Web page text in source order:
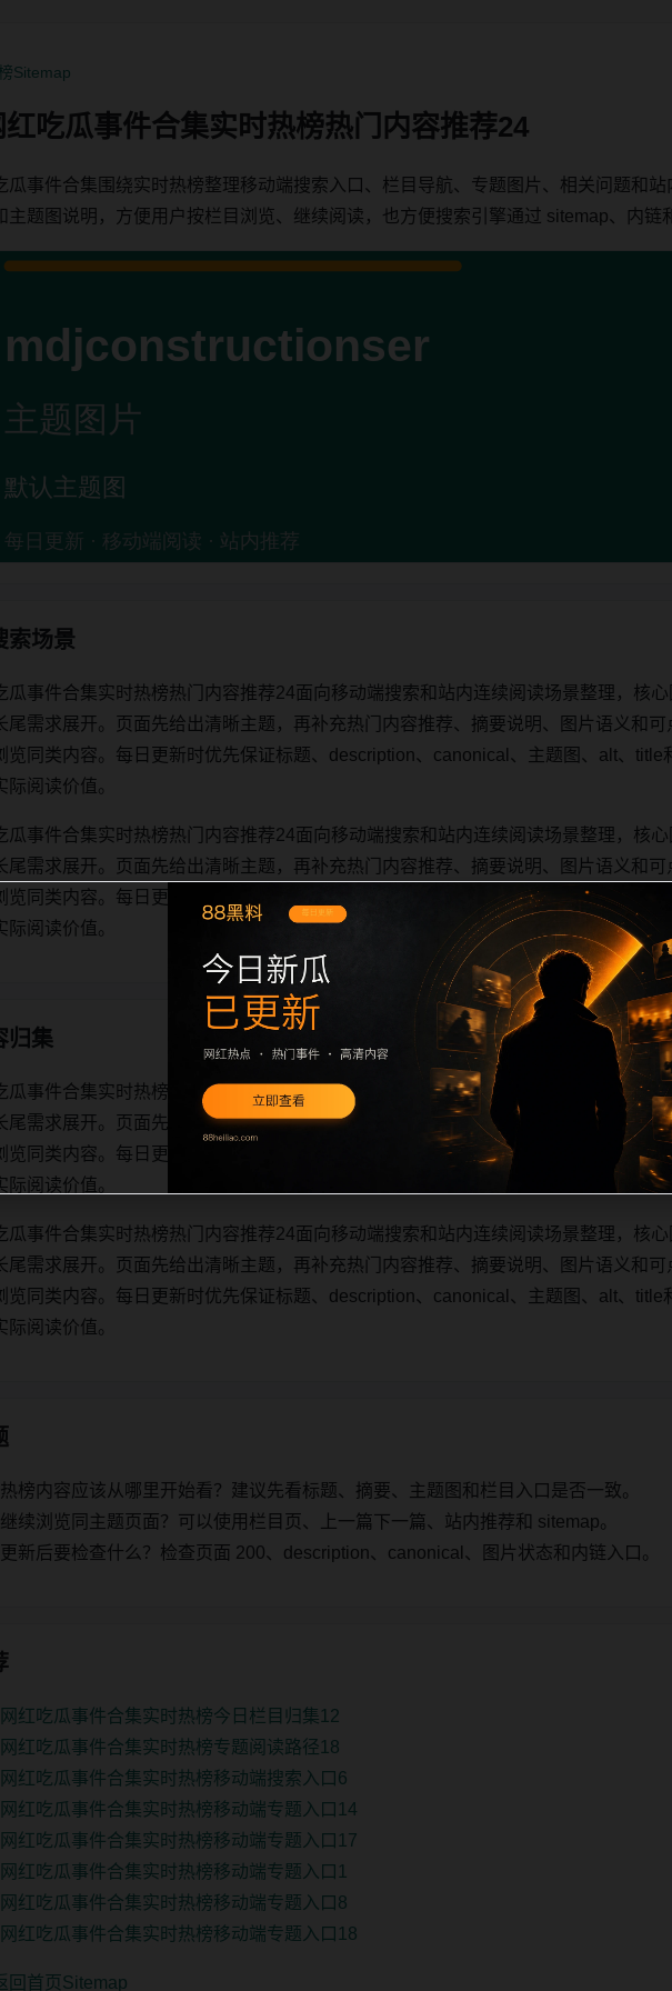
Sitemap
吃瓜事件合集实时热榜热门内容推荐24
瓜事件合集围绕实时热榜整理移动端搜索入口、栏目导航、专题图片、相关问题和站
主题图说明，方便用户按栏目浏览、继续阅读，也方便搜索引擎通过 sitemap、内链
索场景
瓜事件合集实时热榜热门内容推荐24面向移动端搜索和站内连续阅读场景整理，核
尾需求展开。页面先给出清晰主题，再补充热门内容推荐、摘要说明、图片语义和
览同类内容。每日更新时优先保证标题、description、canonical、主题图、alt、title
际阅读价值。
瓜事件合集实时热榜热门内容推荐24面向移动端搜索和站内连续阅读场景整理，核
尾需求展开。页面先给出清晰主题，再补充热门内容推荐、摘要说明、图片语义和
览同类内容。每日更新时优先保证标题、description、canonical、主题图、alt、title
际阅读价值。
归集
瓜事件合集实时热榜热门内容推荐24面向移动端搜索和站内连续阅读场景整理，核
尾需求展开。页面先给出清晰主题，再补充热门内容推荐、摘要说明、图片语义和
览同类内容。每日更新时优先保证标题、description、canonical、主题图、alt、title
际阅读价值。
瓜事件合集实时热榜热门内容推荐24面向移动端搜索和站内连续阅读场景整理，核
尾需求展开。页面先给出清晰主题，再补充热门内容推荐、摘要说明、图片语义和
览同类内容。每日更新时优先保证标题、description、canonical、主题图、alt、title
际阅读价值。
榜内容应该从哪里开始看？建议先看标题、摘要、主题图和栏目入口是否一致。
续浏览同主题页面？可以使用栏目页、上一篇下一篇、站内推荐和 sitemap。
新后要检查什么？检查页面 200、description、canonical、图片状态和内链入口。
红吃瓜事件合集实时热榜今日栏目归集12
红吃瓜事件合集实时热榜专题阅读路径18
红吃瓜事件合集实时热榜移动端搜索入口6
红吃瓜事件合集实时热榜移动端专题入口14
红吃瓜事件合集实时热榜移动端专题入口17
红吃瓜事件合集实时热榜移动端专题入口1
红吃瓜事件合集实时热榜移动端专题入口8
红吃瓜事件合集实时热榜移动端专题入口18
回首页 Sitemap